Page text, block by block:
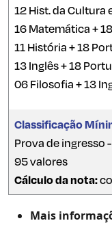
12 Hist. da Cultura
16 Matemática +
11 História + 18
13 Inglês + 18
06 Filosofia + 13
Classificação
Prova de ingresso
95 valores
Cálculo da nota:
Mais